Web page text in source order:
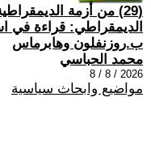
(29) من أزمة
الديمقراطي: قراءة في
ب.روزنفلون وهابرماس
محمد الحباسي
2026 / 8 / 8
مواضيع وابحاث سياسية